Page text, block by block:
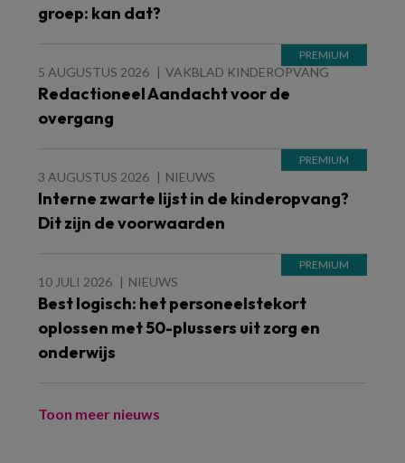
groep: kan dat?
5 AUGUSTUS 2026 VAKBLAD KINDEROPVANG
Redactioneel Aandacht voor de
overgang
3 AUGUSTUS 2026 NIEUWS
Interne zwarte lijst in de kinderopvang?
Dit zijn de voorwaarden
10 JULI 2026 NIEUWS
Best logisch: het personeelstekort
oplossen met 50-plussers uit zorg en
onderwijs
Toon meer nieuws